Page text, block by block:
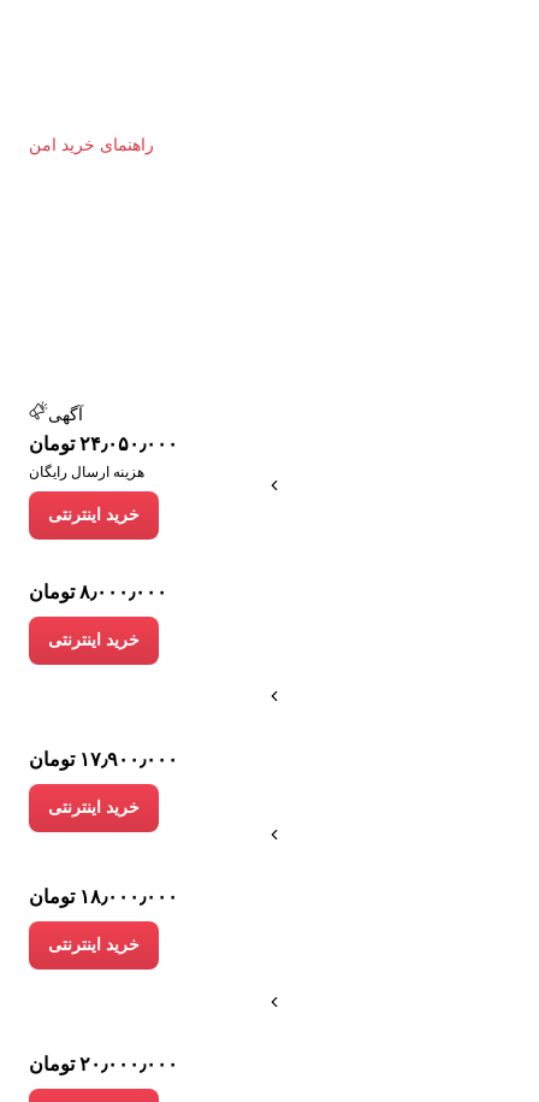
راهنمای خرید امن
آگهی
۲۴٫۰۵۰٫۰۰۰ تومان
هزینه ارسال رایگان
خرید اینترنتی
۸٫۰۰۰٫۰۰۰ تومان
خرید اینترنتی
۱۷٫۹۰۰٫۰۰۰ تومان
خرید اینترنتی
۱۸٫۰۰۰٫۰۰۰ تومان
خرید اینترنتی
۲۰٫۰۰۰٫۰۰۰ تومان